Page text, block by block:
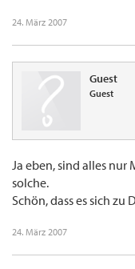
24. März 2007
Guest
Guest
Ja eben, sind alles nur
solche.
Schön, dass es sich
24. März 2007